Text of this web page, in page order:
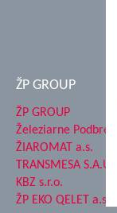
ŽP GROUP
ŽP GROUP
Železiarne
ŽIAROMAT a.s.
TRANSMESA S.A.U.
KBZ s.r.o.
ŽP EKO QELET a.s.